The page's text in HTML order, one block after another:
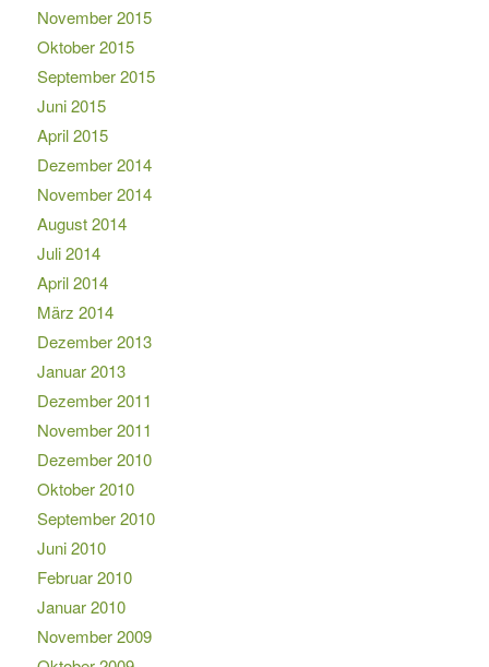
November 2015
Oktober 2015
September 2015
Juni 2015
April 2015
Dezember 2014
November 2014
August 2014
Juli 2014
April 2014
März 2014
Dezember 2013
Januar 2013
Dezember 2011
November 2011
Dezember 2010
Oktober 2010
September 2010
Juni 2010
Februar 2010
Januar 2010
November 2009